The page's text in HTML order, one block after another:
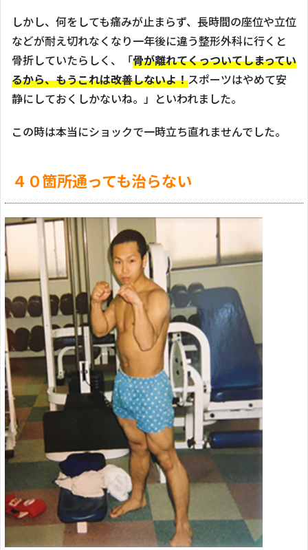
しかし、何をしても痛みが止まらず、長時間の座位や立位
などが耐え切れなくなり一年後に違う整形外科に行くと
骨折していたらしく、「骨が離れてくっついてしまってい
るから、もうこれは改善しないよ！スポーツはやめて安
静にしておくしかないね。」といわれました。
この時は本当にショックで一時立ち直れませんでした。
４０箇所通っても治らない